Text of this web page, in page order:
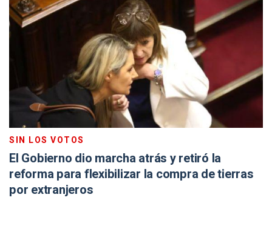
SIN LOS VOTOS
El Gobierno dio marcha atrás y retiró la
reforma para flexibilizar la compra de tierras
por extranjeros